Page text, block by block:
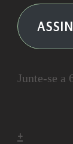
Junte-se a
+